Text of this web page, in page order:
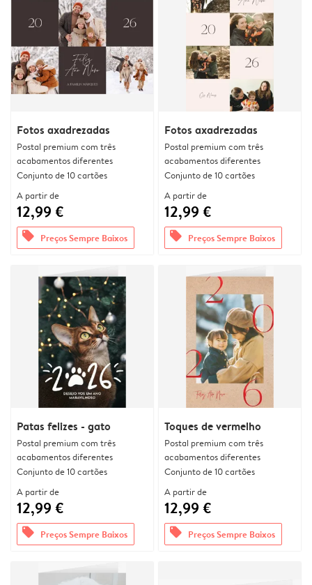
Fotos axadrezadas
Postal premium com três
acabamentos diferentes
Conjunto de 10 cartões
A partir de
12,99 €
offers Preços Sempre Baixos
Fotos axadrezadas
Postal premium com três
acabamentos diferentes
Conjunto de 10 cartões
A partir de
12,99 €
offers Preços Sempre Baixos
Patas felizes - gato
Postal premium com três
acabamentos diferentes
Conjunto de 10 cartões
A partir de
12,99 €
offers Preços Sempre Baixos
Toques de vermelho
Postal premium com três
acabamentos diferentes
Conjunto de 10 cartões
A partir de
12,99 €
offers Preços Sempre Baixos